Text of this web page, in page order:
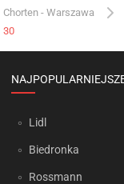
Chorten - Warszawa
30
Lidl
Biedronka
Rossmann